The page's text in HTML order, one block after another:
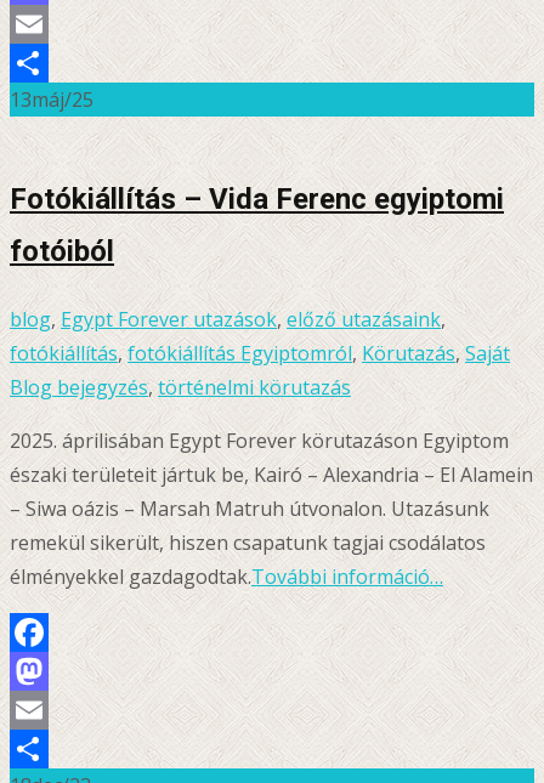
Mastodon
Email
Ossza
meg
13máj/25
Fotókiállítás – Vida Ferenc egyiptomi
fotóiból
blog,Egypt Forever utazások,előző utazásaink,
fotókiállítás,fotókiállítás Egyiptomról,Körutazás,Saját
Blog bejegyzés,történelmi körutazás
2025. áprilisában Egypt Forever körutazáson Egyiptom
északi területeit jártuk be, Kairó – Alexandria – El Alamein
– Siwa oázis – Marsah Matruh útvonalon. Utazásunk
remekül sikerült, hiszen csapatunk tagjai csodálatos
élményekkel gazdagodtak.További információ…
Facebook
Mastodon
Email